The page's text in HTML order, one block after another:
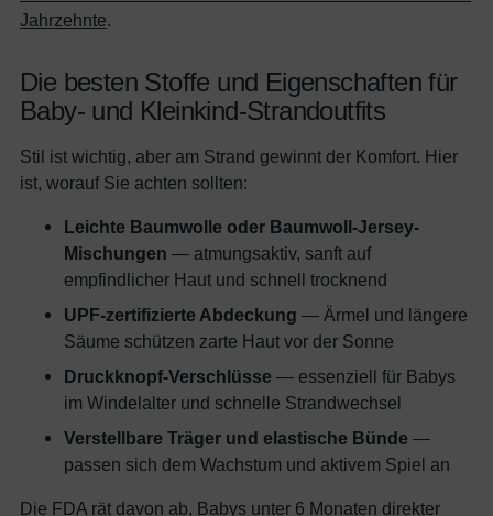
Jahrzehnte.
Die besten Stoffe und Eigenschaften für
Baby- und Kleinkind-Strandoutfits
Stil ist wichtig, aber am Strand gewinnt der Komfort. Hier
ist, worauf Sie achten sollten:
Leichte Baumwolle oder Baumwoll-Jersey-
Mischungen — atmungsaktiv, sanft auf
empfindlicher Haut und schnell trocknend
UPF-zertifizierte Abdeckung — Ärmel und längere
Säume schützen zarte Haut vor der Sonne
Druckknopf-Verschlüsse — essenziell für Babys
im Windelalter und schnelle Strandwechsel
Verstellbare Träger und elastische Bünde —
passen sich dem Wachstum und aktivem Spiel an
Die FDA rät davon ab, Babys unter 6 Monaten direkter